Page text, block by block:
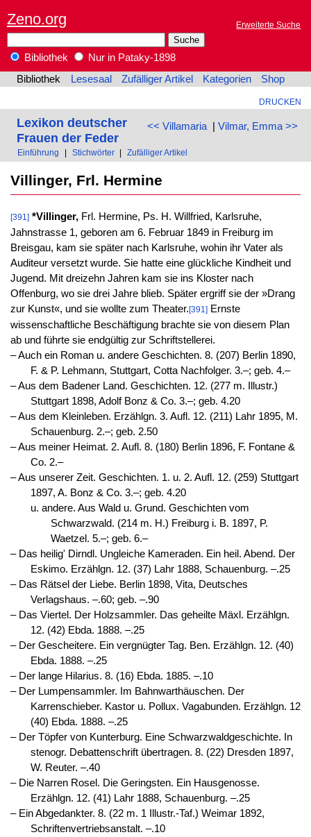
Zeno.org Erweiterte Suche
Bibliothek
Nur in Pataky-1898
Bibliothek
Lesesaal Zufälliger Artikel Kategorien Shop
DRUCKEN
<< Villamaria| Vilmar, Emma >>
Lexikon deutscher
Frauen der Feder
Einführung Stichwörter Zufälliger Artikel
Villinger, Frl. Hermine
[391] *Villinger,Frl. Hermine, Ps. H. Willfried, Karlsruhe,
Jahnstrasse 1, geboren am 6. Februar 1849 in Freiburg im
Breisgau, kam sie später nach Karlsruhe, wohin ihr Vater als
Auditeur versetzt wurde. Sie hatte eine glückliche Kindheit und
Jugend. Mit dreizehn Jahren kam sie ins Kloster nach
Offenburg, wo sie drei Jahre blieb. Später ergriff sie der »Drang
zur Kunst«, und sie wollte zum Theater. [391]Ernste
wissenschaftliche Beschäftigung brachte sie von diesem Plan
ab und führte sie endgültig zur Schriftstellerei.
‒ Auch ein Roman u. andere Geschichten. 8. (207) Berlin 1890,
F. & P. Lehmann, Stuttgart, Cotta Nachfolger. 3.–; geb. 4.–
‒ Aus dem Badener Land. Geschichten. 12. (277 m. Illustr.)
Stuttgart 1898, Adolf Bonz & Co. 3.–; geb. 4.20
‒ Aus dem Kleinleben. Erzählgn. 3. Aufl. 12. (211) Lahr 1895, M.
Schauenburg. 2.–; geb. 2.50
‒ Aus meiner Heimat. 2. Aufl. 8. (180) Berlin 1896, F. Fontane &
Co. 2.–
‒ Aus unserer Zeit. Geschichten. 1. u. 2. Aufl. 12. (259) Stuttgart
1897, A. Bonz & Co. 3.–; geb. 4.20
u. andere. Aus Wald u. Grund. Geschichten vom
Schwarzwald. (214 m. H.) Freiburg i. B. 1897, P.
Waetzel. 5.–; geb. 6.–
‒ Das heilig' Dirndl. Ungleiche Kameraden. Ein heil. Abend. Der
Eskimo. Erzählgn. 12. (37) Lahr 1888, Schauenburg. –.25
‒ Das Rätsel der Liebe. Berlin 1898, Vita, Deutsches
Verlagshaus. –.60; geb. –.90
‒ Das Viertel. Der Holzsammler. Das geheilte Mäxl. Erzählgn.
12. (42) Ebda. 1888. –.25
‒ Der Gescheitere. Ein vergnügter Tag. Ben. Erzählgn. 12. (40)
Ebda. 1888. –.25
‒ Der lange Hilarius. 8. (16) Ebda. 1885. –.10
‒ Der Lumpensammler. Im Bahnwarthäuschen. Der
Karrenschieber. Kastor u. Pollux. Vagabunden. Erzählgn. 12
(40) Ebda. 1888. –.25
‒ Der Töpfer von Kunterburg. Eine Schwarzwaldgeschichte. In
stenogr. Debattenschrift übertragen. 8. (22) Dresden 1897,
W. Reuter. –.40
‒ Die Narren Rosel. Die Geringsten. Ein Hausgenosse.
Erzählgn. 12. (41) Lahr 1888, Schauenburg. –.25
‒ Ein Abgedankter. 8. (22 m. 1 Illustr.-Taf.) Weimar 1892,
Schriftenvertriebsanstalt. –.10